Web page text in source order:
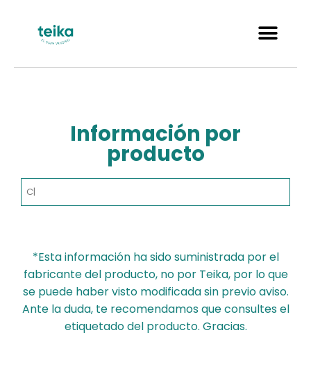
Información por
producto
*Esta información ha sido suministrada por el
fabricante del producto, no por Teika, por lo que
se puede haber visto modificada sin previo aviso.
Ante la duda, te recomendamos que consultes el
etiquetado del producto. Gracias.